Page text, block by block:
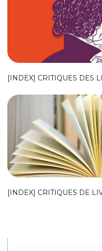
[INDEX] CRITIQUES DES
[INDEX] CRITIQUES DE